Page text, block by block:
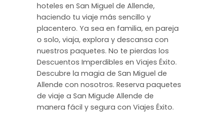
hoteles en San Miguel de Allende,
haciendo tu viaje más sencillo y
placentero. Ya sea en familia, en pareja
o solo, viaja, explora y descansa con
nuestros paquetes. No te pierdas los
Descuentos Imperdibles en Viajes Éxito.
Descubre la magia de San Miguel de
Allende con nosotros. Reserva paquetes
de viaje a San Migude Allende de
manera fácil y segura con Viajes Éxito.